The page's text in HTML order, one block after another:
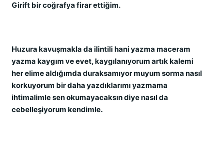
Girift bir coğrafya firar ettiğim.
Huzura kavuşmakla da ilintili hani yazma maceram
yazma kaygım ve evet, kaygılanıyorum artık kalemi
her elime aldığımda duraksamıyor muyum sorma nasıl
korkuyorum bir daha yazdıklarımı yazmama
ihtimalimle sen okumayacaksın diye nasıl da
cebelleşiyorum kendimle.